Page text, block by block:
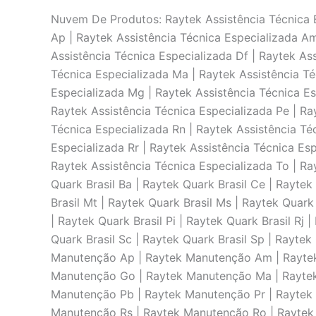
Nuvem De Produtos: Raytek Assistência
Ap | Raytek Assistência Técnica Especializada
Assistência Técnica Especializada Df | Raytek
Técnica Especializada Ma | Raytek Assistência
Especializada Mg | Raytek Assistência Técnica
Raytek Assistência Técnica Especializada Pe |
Técnica Especializada Rn | Raytek Assistência
Especializada Rr | Raytek Assistência Técnica
Raytek Assistência Técnica Especializada To |
Quark Brasil Ba | Raytek Quark Brasil Ce |
Brasil Mt | Raytek Quark Brasil Ms | Raytek
| Raytek Quark Brasil Pi | Raytek Quark Brasil
Quark Brasil Sc | Raytek Quark Brasil Sp |
Manutenção Ap | Raytek Manutenção Am |
Manutenção Go | Raytek Manutenção Ma |
Manutenção Pb | Raytek Manutenção Pr |
Manutenção Rs | Raytek Manutenção Ro |